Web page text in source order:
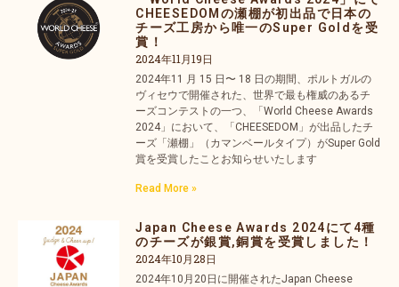
CHEESEDOMの瀬棚が初出品で日本の
チーズ工房から唯一のSuper Goldを受
賞！
2024年11月19日
2024年11 月 15 日〜 18 日の期間、ポルトガルの
ヴィセウで開催された、世界で最も権威のあるチ
ーズコンテストの一つ、「World Cheese Awards
2024」において、「CHEESEDOM」が出品したチ
ーズ「瀬棚」（カマンベールタイプ）がSuper Gold
賞を受賞したことお知らせいたします
Read More »
Japan Cheese Awards 2024にて4種
のチーズが銀賞,銅賞を受賞しました！
2024年10月28日
2024年10月20日に開催されたJapan Cheese